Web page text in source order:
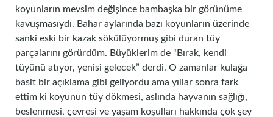
koyunların mevsim değişince bambaşka bir görünüme
kavuşmasıydı. Bahar aylarında bazı koyunların üzerinde
sanki eski bir kazak sökülüyormuş gibi duran tüy
parçalarını görürdüm. Büyüklerim de “Bırak, kendi
tüyünü atıyor, yenisi gelecek” derdi. O zamanlar kulağa
basit bir açıklama gibi geliyordu ama yıllar sonra fark
ettim ki koyunun tüy dökmesi, aslında hayvanın sağlığı,
beslenmesi, çevresi ve yaşam koşulları hakkında çok şey